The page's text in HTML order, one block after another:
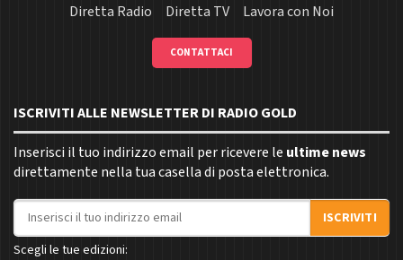
Diretta Radio
Diretta TV Lavora con Noi
CONTATTACI
ISCRIVITI ALLE NEWSLETTER DI RADIO GOLD
Inserisci il tuo indirizzo email per ricevere le ultime news
direttamente nella tua casella di posta elettronica.
Indirizzo email
ISCRIVITI
Scegli le tue edizioni: